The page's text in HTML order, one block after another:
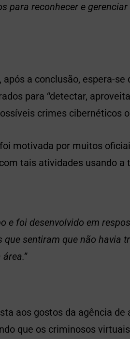
para reconhecer e
a conclusão, espera-
para “detectar,
crimes cibernéticos
motivada por muitos
tais atividades usando a
e foi desenvolvido em
sentiram que não havia
aos gostos da agência de
que os criminosos